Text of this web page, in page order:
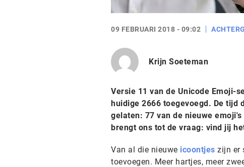
09 FEBRUARI 2018 - 09:02
Krijn Soeteman
Versie 11 van de Unicode Emoji-
huidige 2666 toegevoegd. De tijd
gelaten: 77 van de nieuwe
brengt ons tot de vraag: vind jij
Van al die nieuwe icoontjes zijn er
toevoegen. Meer hartjes, meer